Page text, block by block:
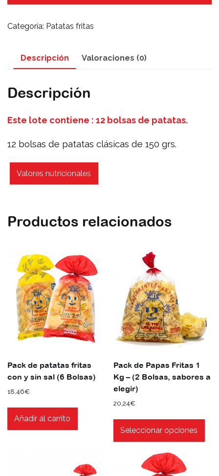
Bolsas)
Categoría: Patatas fritas
Descripción Valoraciones (0)
Descripción
Este lote contiene : 12 bolsas de patatas.
12 bolsas de patatas clásicas de 150 grs.
Valores nutricionales
Productos relacionados
Pack de patatas fritas
con y sin sal (6 Bolsas)
18,46€
Añadir al carrito
Pack de Papas Fritas 1
Kg – (2 Bolsas, sabores a
elegir)
20,24€
Seleccionar opciones